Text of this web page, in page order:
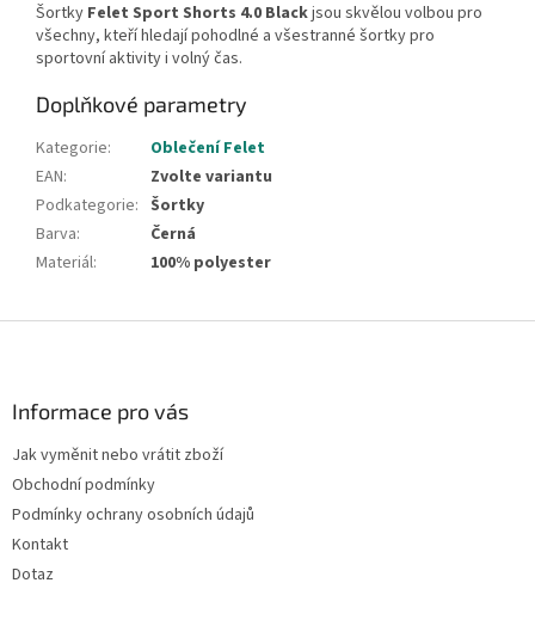
Šortky Felet Sport Shorts 4.0 Blackjsou skvělou volbou pro
všechny, kteří hledají pohodlné a všestranné šortky pro
sportovní aktivity i volný čas.
Doplňkové parametry
Kategorie:
Oblečení Felet
EAN:
Zvolte variantu
Podkategorie: Šortky
Barva:
Černá
Materiál: 100% polyester
Informace pro vás
Jak vyměnit nebo vrátit zboží
Obchodní podmínky
Podmínky ochrany osobních údajů
Kontakt
Dotaz